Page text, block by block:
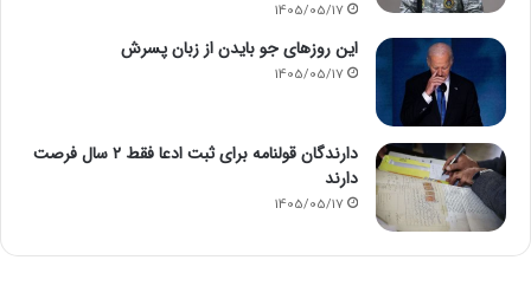
1405/05/17
این روزهای جو بایدن از زبان پسرش
1405/05/17
دارندگان قولنامه برای ثبت ادعا فقط ۲ سال فرصت
دارند
1405/05/17